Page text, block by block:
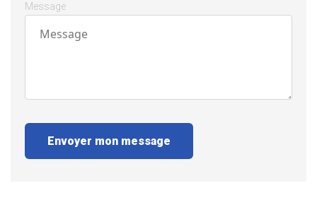
Message
Envoyer mon message